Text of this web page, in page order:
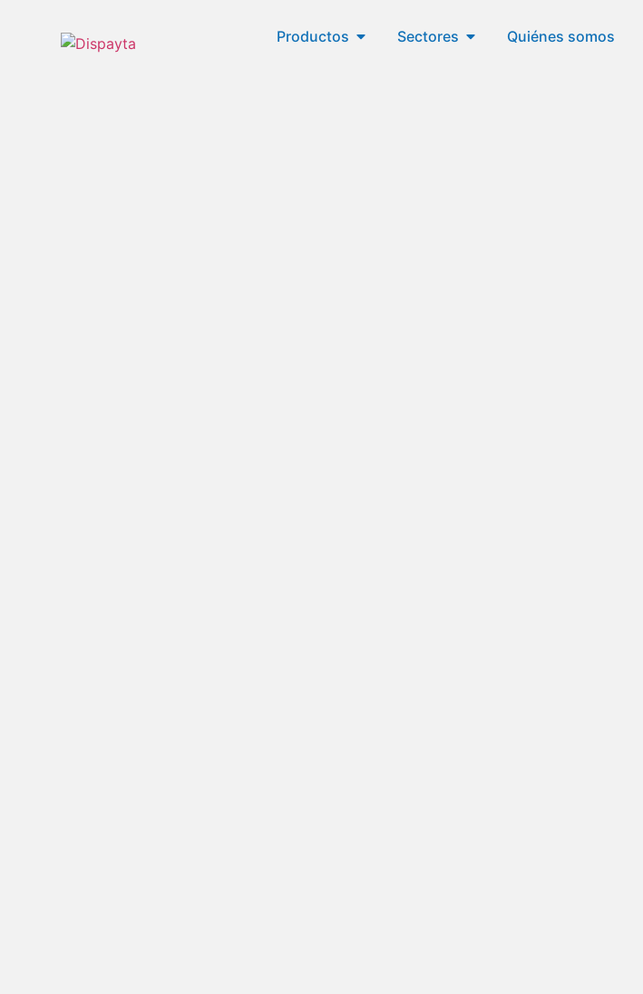
Productos Sectores Quiénes somos